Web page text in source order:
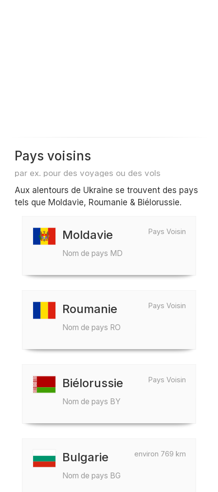
Pays voisins
par ex. pour des voyages ou des vols
Aux alentours de Ukraine se trouvent des pays
tels que Moldavie, Roumanie & Biélorussie.
Pays Voisin
Moldavie
Nom de pays MD
Pays Voisin
Roumanie
Nom de pays RO
Pays Voisin
Biélorussie
Nom de pays BY
environ 769 km
Bulgarie
Nom de pays BG